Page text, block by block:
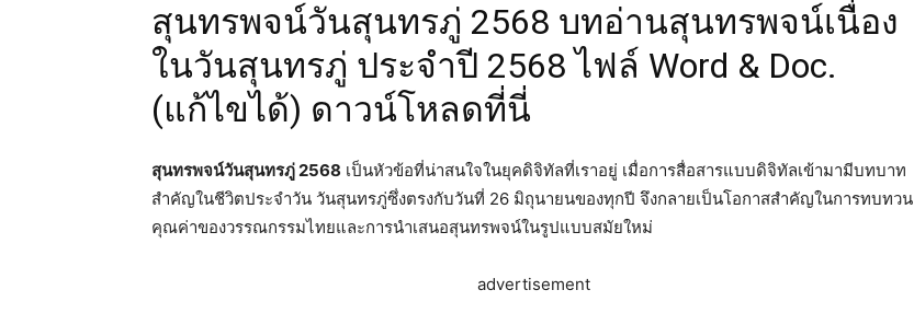
สุนทรพจน์วันสุนทรภู่ 2568 บทอ่านสุนทรพจน์เนื่อง
ในวันสุนทรภู่ ประจำปี 2568 ไฟล์ Word & Doc.
(แก้ไขได้) ดาวน์โหลดที่นี่
สุนทรพจน์วันสุนทรภู่ 2568 เป็นหัวข้อที่น่าสนใจในยุคดิจิทัลที่เราอยู่ เมื่อการสื่อสารแบบดิจิทัลเข้ามามีบทบาท
สำคัญในชีวิตประจำวัน วันสุนทรภู่ซึ่งตรงกับวันที่ 26 มิถุนายนของทุกปี จึงกลายเป็นโอกาสสำคัญในการทบทวน
คุณค่าของวรรณกรรมไทยและการนำเสนอสุนทรพจน์ในรูปแบบสมัยใหม่
advertisement